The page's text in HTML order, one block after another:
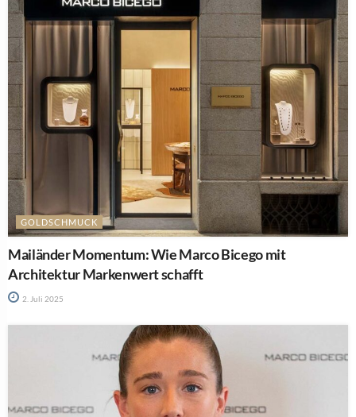
GOLDSCHMUCK
Mailänder Momentum: Wie Marco Bicego mit
Architektur Markenwert schafft
2. Juli 2025